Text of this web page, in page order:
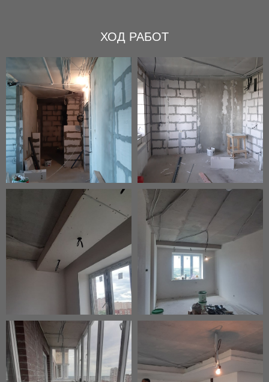
ХОД РАБОТ